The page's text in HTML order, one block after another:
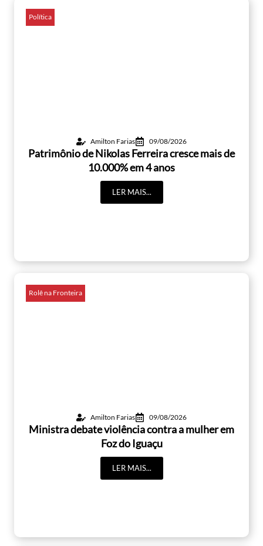
Política
Amilton Farias 09/08/2026
Patrimônio de Nikolas Ferreira cresce mais de
10.000% em 4 anos
LER MAIS...
Rolê na Fronteira
Amilton Farias 09/08/2026
Ministra debate violência contra a mulher em
Foz do Iguaçu
LER MAIS...